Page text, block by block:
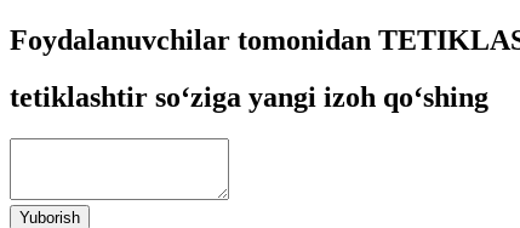
Foydalanuvchilar tomonidan
tetiklashtir so‘ziga yangi izoh qo‘shing
Yuborish